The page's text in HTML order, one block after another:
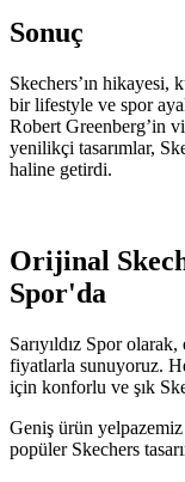
Sonuç
Skechers’ın hikayesi,
bir lifestyle ve spor
Robert Greenberg’in
yenilikçi tasarımlar,
haline getirdi.
Orijinal
Spor'da
Sarıyıldız Spor olarak,
fiyatlarla sunuyoruz.
için konforlu ve şık
Geniş ürün yelpazemiz
popüler Skechers